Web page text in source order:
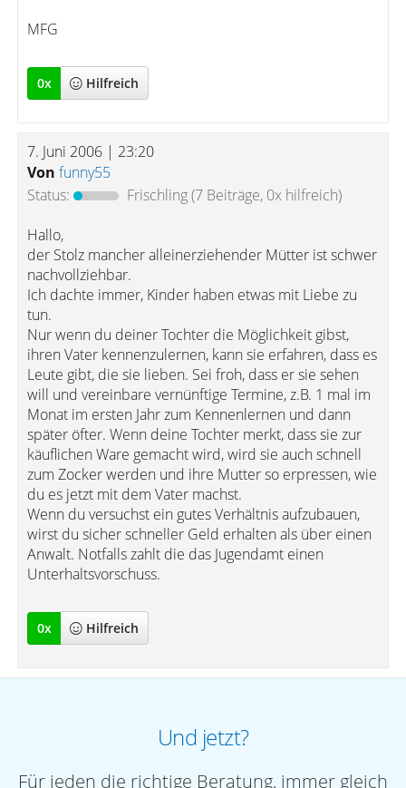
MFG
0x Hilfreich
7. Juni 2006 | 23:20
Von funny55
Status:
Frischling(7 Beiträge, 0x hilfreich)
Hallo,
der Stolz mancher alleinerziehender Mütter ist schwer
nachvollziehbar.
Ich dachte immer, Kinder haben etwas mit Liebe zu
tun.
Nur wenn du deiner Tochter die Möglichkeit gibst,
ihren Vater kennenzulernen, kann sie erfahren, dass es
Leute gibt, die sie lieben. Sei froh, dass er sie sehen
will und vereinbare vernünftige Termine, z.B. 1 mal im
Monat im ersten Jahr zum Kennenlernen und dann
später öfter. Wenn deine Tochter merkt, dass sie zur
käuflichen Ware gemacht wird, wird sie auch schnell
zum Zocker werden und ihre Mutter so erpressen, wie
du es jetzt mit dem Vater machst.
Wenn du versuchst ein gutes Verhältnis aufzubauen,
wirst du sicher schneller Geld erhalten als über einen
Anwalt. Notfalls zahlt die das Jugendamt einen
Unterhaltsvorschuss.
0x Hilfreich
Und jetzt?
Für jeden die richtige Beratung, immer gleich